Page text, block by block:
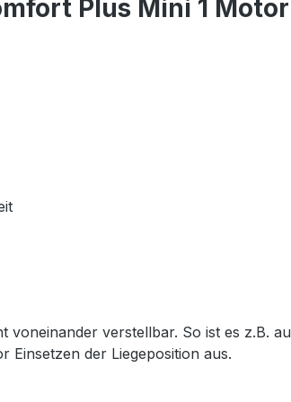
Plus Mini 1
verstellbar. So ist es z.B.
der Liegeposition aus.